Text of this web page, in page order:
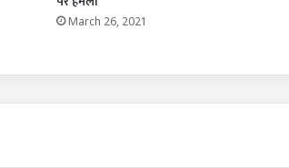
March 26, 2021